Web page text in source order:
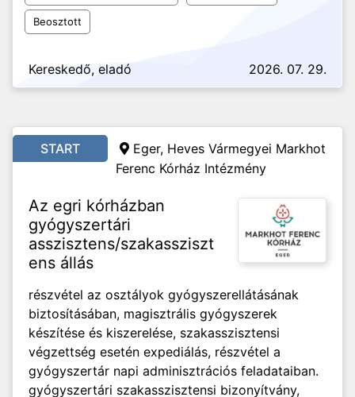
Beosztott
Kereskedő, eladó 2026. 07. 29.
START
Eger, Heves Vármegyei Markhot
Ferenc Kórház Intézmény
Az egri kórházban
gyógyszertári
asszisztens/szakassziszt
ens állás
részvétel az osztályok gyógyszerellátásának
biztosításában, magisztrális gyógyszerek
készítése és kiszerelése, szakasszisztensi
végzettség esetén expediálás, részvétel a
gyógyszertár napi adminisztrációs feladataiban.
gyógyszertári szakasszisztensi bizonyítvány,